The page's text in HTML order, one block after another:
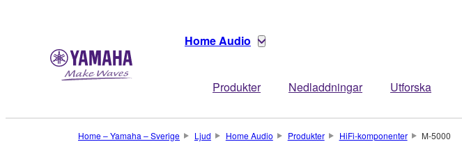
Home Audio
Produkter Nedladdningar Utforska
Home – Yamaha – Sverige Ljud Home Audio Produkter HiFi-komponenter M-5000